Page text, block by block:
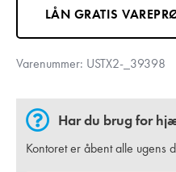
LÅN GRATIS
Varenummer: USTX2-_39398
Har du brug for
Kontoret er åbent alle ugens